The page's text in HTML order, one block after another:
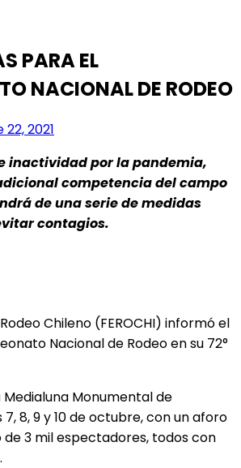
PARA EL
NACIONAL DE RODEO
2021
inactividad por la pandemia,
competencia del campo
de una serie de medidas
contagios.
Chileno (FEROCHI) informó el
Nacional de Rodeo en su 72°
Monumental de
7, 8, 9 y 10 de octubre, con un aforo
3 mil espectadores, todos con